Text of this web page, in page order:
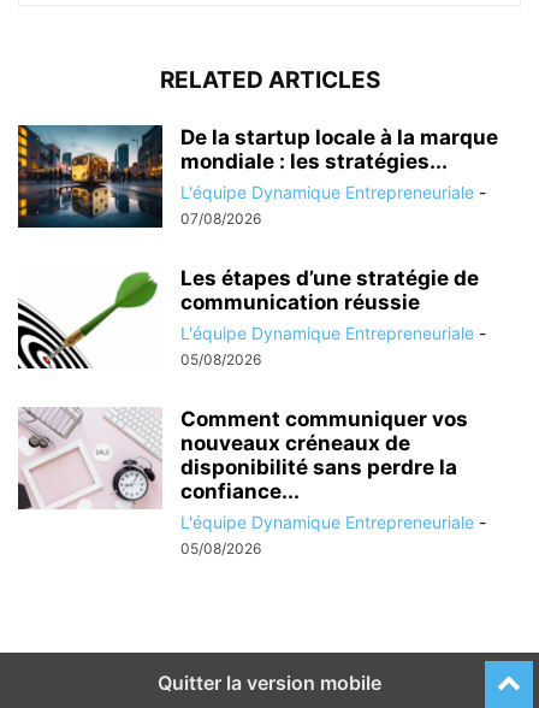
RELATED ARTICLES
De la startup locale à la marque
mondiale : les stratégies...
L'équipe Dynamique Entrepreneuriale -
07/08/2026
Les étapes d’une stratégie de
communication réussie
L'équipe Dynamique Entrepreneuriale -
05/08/2026
Comment communiquer vos
nouveaux créneaux de
disponibilité sans perdre la
confiance...
L'équipe Dynamique Entrepreneuriale -
05/08/2026
Quitter la version mobile